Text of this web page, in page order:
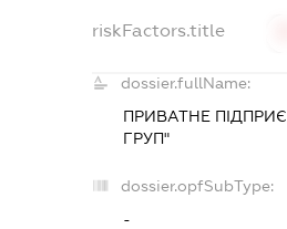
riskFactors.title
dossier.fullName:
ПРИВАТНЕ
ГРУП"
dossier.opfSubType:
-